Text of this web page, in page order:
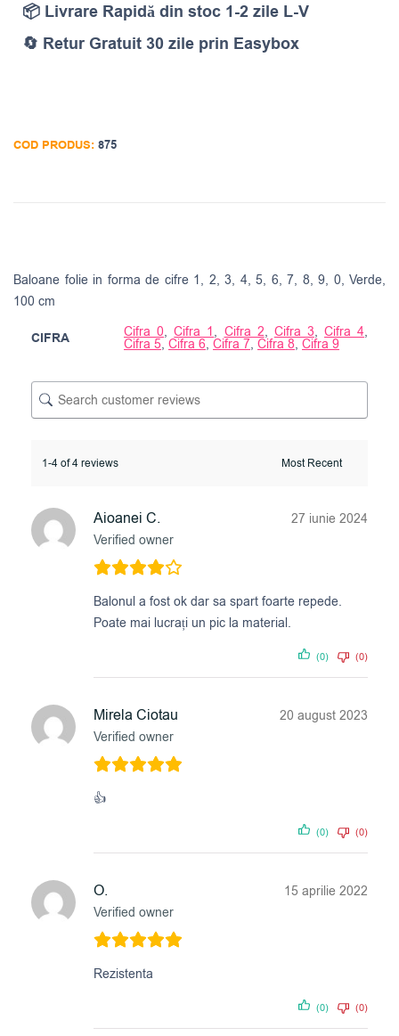
📦 Livrare Rapidă din stoc 1-2 zile L-V
🔄 Retur Gratuit 30 zile prin Easybox
COD PRODUS: 875
Baloane folie in forma de cifre 1, 2, 3, 4, 5, 6, 7, 8, 9, 0, Verde,
100 cm
CIFRA Cifra 0,Cifra 1, Cifra 2, Cifra 3, Cifra 4,
Cifra 5, Cifra 6, Cifra 7, Cifra 8, Cifra 9
1-4 of 4 reviews
Aioanei C.
Verified owner
27 iunie 2024
Balonul a fost ok dar sa spart foarte repede.
Poate mai lucrați un pic la material.
(0) (0)
Mirela Ciotau
Verified owner
20 august 2023
👍
(0) (0)
O.
Verified owner
15 aprilie 2022
Rezistenta
(0) (0)